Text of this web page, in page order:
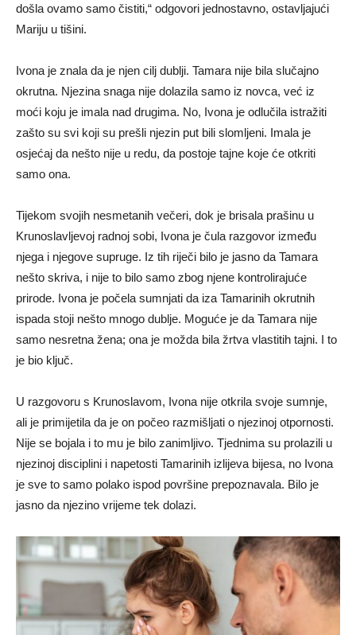
došla ovamo samo čistiti,“ odgovori jednostavno, ostavljajući
Mariju u tišini.
Ivona je znala da je njen cilj dublji. Tamara nije bila slučajno
okrutna. Njezina snaga nije dolazila samo iz novca, već iz
moći koju je imala nad drugima. No, Ivona je odlučila istražiti
zašto su svi koji su prešli njezin put bili slomljeni. Imala je
osjećaj da nešto nije u redu, da postoje tajne koje će otkriti
samo ona.
Tijekom svojih nesmetanih večeri, dok je brisala prašinu u
Krunoslavljevoj radnoj sobi, Ivona je čula razgovor između
njega i njegove supruge. Iz tih riječi bilo je jasno da Tamara
nešto skriva, i nije to bilo samo zbog njene kontrolirajuće
prirode. Ivona je počela sumnjati da iza Tamarinih okrutnih
ispada stoji nešto mnogo dublje. Moguće je da Tamara nije
samo nesretna žena; ona je možda bila žrtva vlastitih tajni. I to
je bio ključ.
U razgovoru s Krunoslavom, Ivona nije otkrila svoje sumnje,
ali je primijetila da je on počeo razmišljati o njezinoj otpornosti.
Nije se bojala i to mu je bilo zanimljivo. Tjednima su prolazili u
njezinoj disciplini i napetosti Tamarinih izlijeva bijesa, no Ivona
je sve to samo polako ispod površine prepoznavala. Bilo je
jasno da njezino vrijeme tek dolazi.